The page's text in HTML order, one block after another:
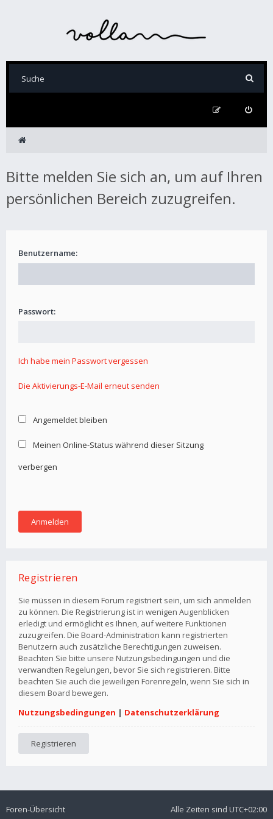
Bitte melden Sie sich an, um auf Ihren
persönlichen Bereich zuzugreifen.
Benutzername:
Passwort:
Ich habe mein Passwort vergessen
Die Aktivierungs-E-Mail erneut senden
Angemeldet bleiben
Meinen Online-Status während dieser Sitzung
verbergen
Registrieren
Sie müssen in diesem Forum registriert sein, um sich anmelden
zu können. Die Registrierung ist in wenigen Augenblicken
erledigt und ermöglicht es Ihnen, auf weitere Funktionen
zuzugreifen. Die Board-Administration kann registrierten
Benutzern auch zusätzliche Berechtigungen zuweisen.
Beachten Sie bitte unsere Nutzungsbedingungen und die
verwandten Regelungen, bevor Sie sich registrieren. Bitte
beachten Sie auch die jeweiligen Forenregeln, wenn Sie sich in
diesem Board bewegen.
Nutzungsbedingungen | Datenschutzerklärung
Registrieren
Foren-Übersicht Alle Zeiten sind UTC+02:00